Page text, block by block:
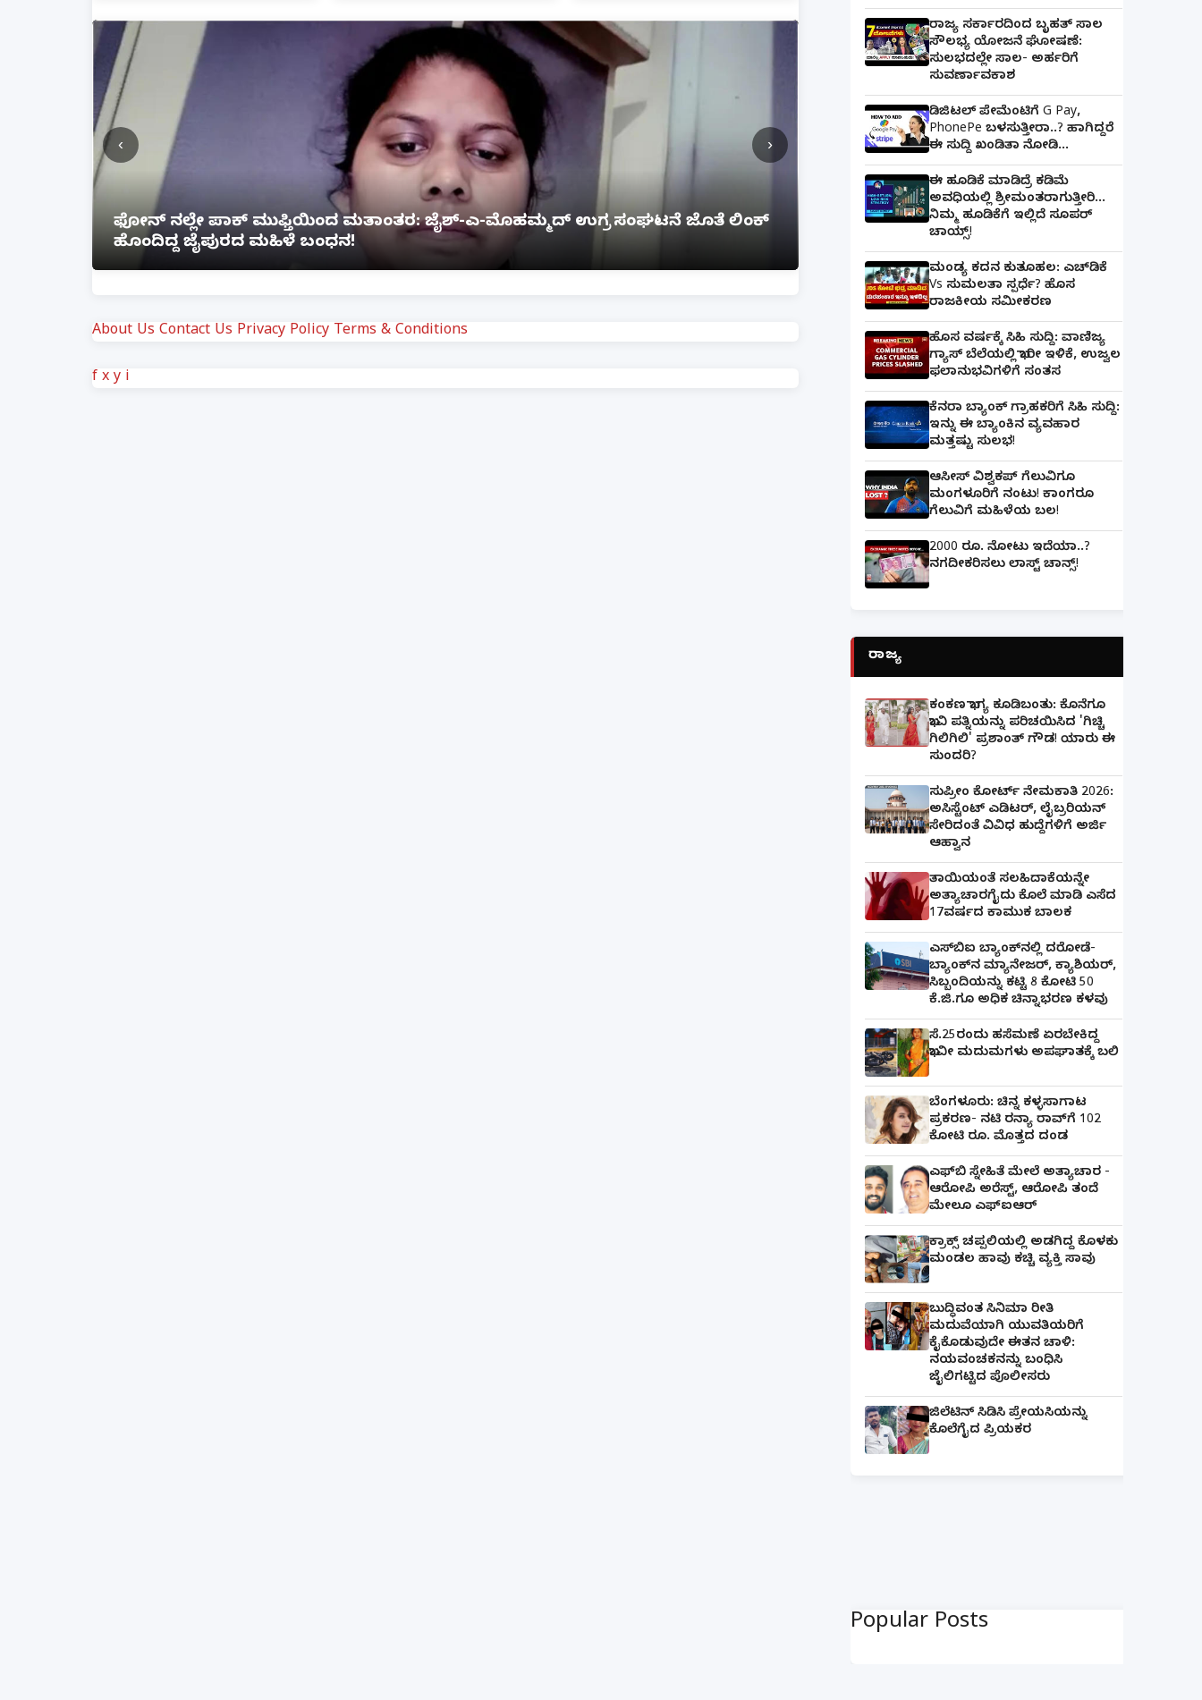
ಲಕ್ನೋ ಗೇಮಿಂಗ್ ಜೋನ್‌ನಲ್ಲಿ ಭೀಕರ ಅಗ್ನಿ ಅವಘಡ: 12 ಮಂದಿ ಸಜೀವ ದಹನ, ಹಲವರಿಗೆ ಗಂಭೀರ
ಗಾಯ
ಪತ್ನಿಗೆ ಕೈಕೊಟ್ಟ ಭೂಪ ಅತ್ತೆಯನ್ನು ವಿವಾಹವಾದ
‹ ›
About Us Contact Us Privacy Policy Terms & Conditions
f x y i
ರಾಜ್ಯ ಸರ್ಕಾರದಿಂದ ಬೃಹತ್ ಸಾಲ
ಸೌಲಭ್ಯ ಯೋಜನೆ ಘೋಷಣೆ:
ಸುಲಭದಲ್ಲೇ ಸಾಲ- ಅರ್ಹರಿಗೆ
ಸುವರ್ಣಾವಕಾಶ
ಡಿಜಿಟಲ್ ಪೇಮೆಂಟಿಗೆ G Pay,
PhonePe ಬಳಸುತ್ತೀರಾ..? ಹಾಗಿದ್ದರೆ
ಈ ಸುದ್ದಿ ಖಂಡಿತಾ ನೋಡಿ...
ಈ ಹೂಡಿಕೆ ಮಾಡಿದ್ರೆ ಕಡಿಮೆ
ಅವಧಿಯಲ್ಲಿ ಶ್ರೀಮಂತರಾಗುತ್ತೀರಿ...
ನಿಮ್ಮ ಹೂಡಿಕೆಗೆ ಇಲ್ಲಿದೆ ಸೂಪರ್
ಚಾಯ್ಸ್‌!
ಮಂಡ್ಯ ಕದನ ಕುತೂಹಲ: ಎಚ್‌ಡಿಕೆ
Vs ಸುಮಲತಾ ಸ್ಪರ್ಧೆ? ಹೊಸ
ರಾಜಕೀಯ ಸಮೀಕರಣ
ಹೊಸ ವರ್ಷಕ್ಕೆ ಸಿಹಿ ಸುದ್ದಿ: ವಾಣಿಜ್ಯ
ಗ್ಯಾಸ್‌ ಬೆಲೆಯಲ್ಲಿ ಭಾರೀ ಇಳಿಕೆ, ಉಜ್ವಲ
ಫಲಾನುಭವಿಗಳಿಗೆ ಸಂತಸ
ಕೆನರಾ ಬ್ಯಾಂಕ್‌ ಗ್ರಾಹಕರಿಗೆ ಸಿಹಿ ಸುದ್ದಿ:
ಇನ್ನು ಈ ಬ್ಯಾಂಕಿನ ವ್ಯವಹಾರ
ಮತ್ತಷ್ಟು ಸುಲಭ!
ಆಸೀಸ್ ವಿಶ್ವಕಪ್ ಗೆಲುವಿಗೂ
ಮಂಗಳೂರಿಗೆ ನಂಟು! ಕಾಂಗರೂ
ಗೆಲುವಿಗೆ ಮಹಿಳೆಯ ಬಲ!
2000 ರೂ. ನೋಟು ಇದೆಯಾ..?
ನಗದೀಕರಿಸಲು ಲಾಸ್ಟ್‌ ಚಾನ್ಸ್‌!
ರಾಜ್ಯ
ಕಂಕಣ ಭಾಗ್ಯ ಕೂಡಿಬಂತು: ಕೊನೆಗೂ
ಭಾವಿ ಪತ್ನಿಯನ್ನು ಪರಿಚಯಿಸಿದ 'ಗಿಚ್ಚಿ
ಗಿಲಿಗಿಲಿ' ಪ್ರಶಾಂತ್ ಗೌಡ! ಯಾರು ಈ
ಸುಂದರಿ?
ಸುಪ್ರೀಂ ಕೋರ್ಟ್ ನೇಮಕಾತಿ 2026:
ಅಸಿಸ್ಟೆಂಟ್ ಎಡಿಟರ್, ಲೈಬ್ರರಿಯನ್
ಸೇರಿದಂತೆ ವಿವಿಧ ಹುದ್ದೆಗಳಿಗೆ ಅರ್ಜಿ
ಆಹ್ವಾನ
ತಾಯಿಯಂತೆ ಸಲಹಿದಾಕೆಯನ್ನೇ
ಅತ್ಯಾಚಾರಗೈದು ಕೊಲೆ ಮಾಡಿ ಎಸೆದ
17ವರ್ಷದ ಕಾಮುಕ ಬಾಲಕ
ಎಸ್‌ಬಿಐ ಬ್ಯಾಂಕ್‌ನಲ್ಲಿ‌ ದರೋಡೆ-
ಬ್ಯಾಂಕ್​ನ ಮ್ಯಾನೇಜರ್‌, ಕ್ಯಾಶಿಯರ್‌,
ಸಿಬ್ಬಂದಿಯನ್ನು ಕಟ್ಟಿ 8 ಕೋಟಿ 50
ಕೆ.ಜಿ.ಗೂ ಅಧಿಕ ಚಿನ್ನಾಭರಣ ಕಳವು
ಸೆ.25ರಂದು ಹಸೆಮಣೆ ಏರಬೇಕಿದ್ದ
ಭಾವೀ ಮದುಮಗಳು ಅಪಘಾತಕ್ಕೆ ಬಲಿ
ಬೆಂಗಳೂರು: ಚಿನ್ನ ಕಳ್ಳಸಾಗಾಟ
ಪ್ರಕರಣ- ನಟಿ ರನ್ಯಾ ರಾವ್‌ಗೆ 102
ಕೋಟಿ ರೂ. ಮೊತ್ತದ ದಂಡ
ಎಫ್‌ಬಿ ಸ್ನೇಹಿತೆ ಮೇಲೆ ಅತ್ಯಾಚಾರ -
ಆರೋಪಿ ಅರೆಸ್ಟ್, ಆರೋಪಿ ತಂದೆ
ಮೇಲೂ ಎಫ್ಐಆರ್
ಕ್ರಾಕ್ಸ್ ಚಪ್ಪಲಿಯಲ್ಲಿ ಅಡಗಿದ್ದ ಕೊಳಕು
ಮಂಡಲ ಹಾವು ಕಚ್ಚಿ ವ್ಯಕ್ತಿ ಸಾವು
ಬುದ್ಧಿವಂತ ಸಿನಿಮಾ ರೀತಿ
ಮದುವೆಯಾಗಿ ಯುವತಿಯರಿಗೆ
ಕೈಕೊಡುವುದೇ ಈತನ ಚಾಳಿ:
ನಯವಂಚಕನನ್ನು ಬಂಧಿಸಿ
ಜೈಲಿಗಟ್ಟಿದ ಪೊಲೀಸರು
ಜಿಲೆಟಿನ್ ಸಿಡಿಸಿ ಪ್ರೇಯಸಿಯನ್ನು
ಕೊಲೆಗೈದ ಪ್ರಿಯಕರ
Popular Posts